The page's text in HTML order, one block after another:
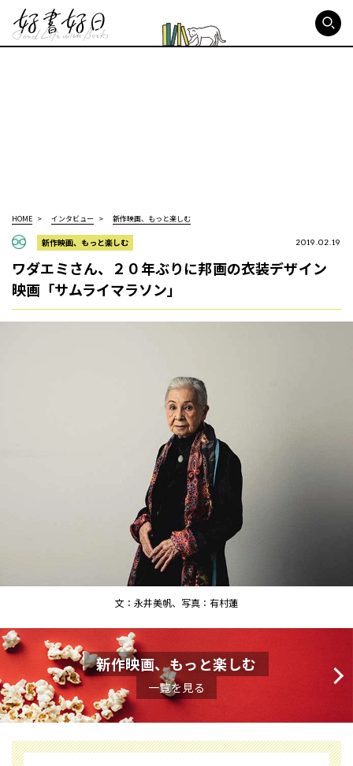
HOME インタビュー 新作映画、もっと楽しむ
新作映画、もっと楽しむ 2019.02.19
ワダエミさん、２０年ぶりに邦画の衣装デザイン
映画「サムライマラソン」
文：永井美帆、写真：有村蓮
新作映画、もっと楽しむ
一覧を見る